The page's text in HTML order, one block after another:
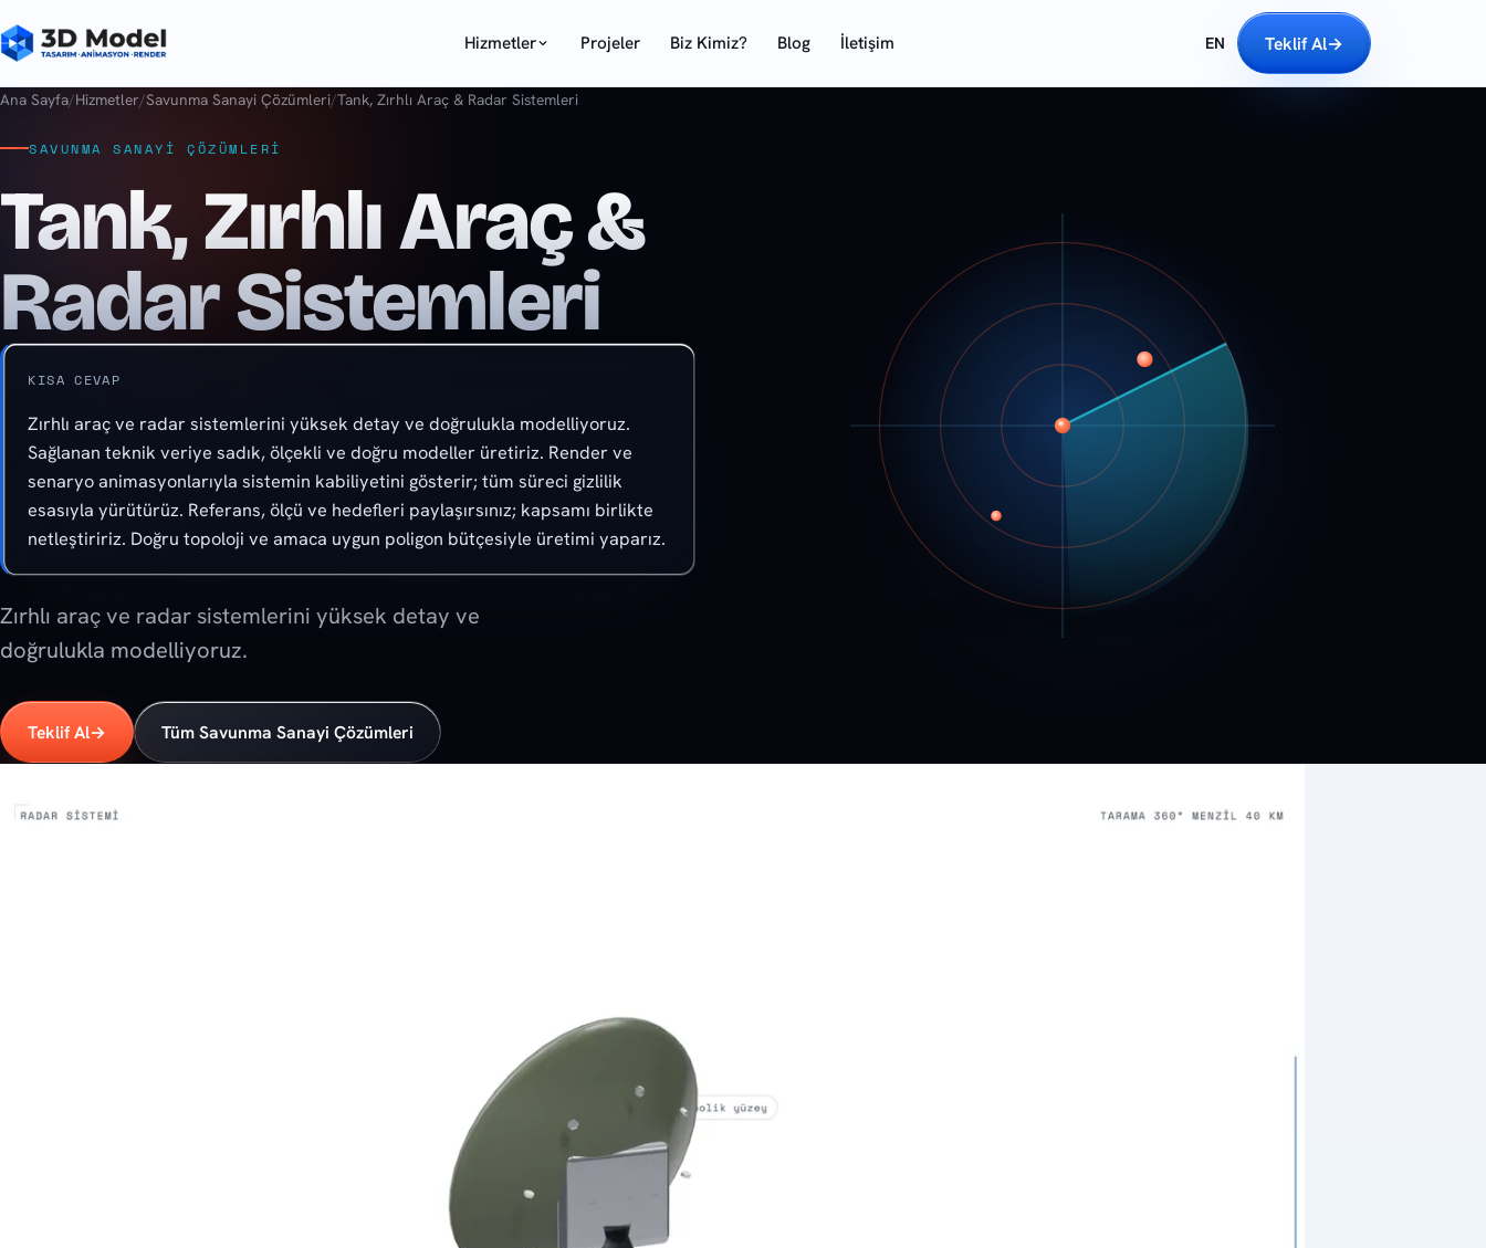
Hizmetler Projeler Biz Kimiz? Blog İletişim EN Teklif Al→
Ana Sayfa/Hizmetler/Savunma Sanayi Çözümleri/Tank, Zırhlı Araç & Radar Sistemleri
SAVUNMA SANAYI ÇÖZÜMLERI
Tank, Zırhlı Araç &
Radar Sistemleri
KISA CEVAP
Zırhlı araç ve radar sistemlerini yüksek detay ve doğrulukla modelliyoruz.
Sağlanan teknik veriye sadık, ölçekli ve doğru modeller üretiriz. Render ve
senaryo animasyonlarıyla sistemin kabiliyetini gösterir; tüm süreci gizlilik
esasıyla yürütürüz. Referans, ölçü ve hedefleri paylaşırsınız; kapsamı birlikte
netleştiririz. Doğru topoloji ve amaca uygun poligon bütçesiyle üretimi yaparız.
Zırhlı araç ve radar sistemlerini yüksek detay ve
doğrulukla modelliyoruz.
Teklif Al→ Tüm Savunma Sanayi Çözümleri